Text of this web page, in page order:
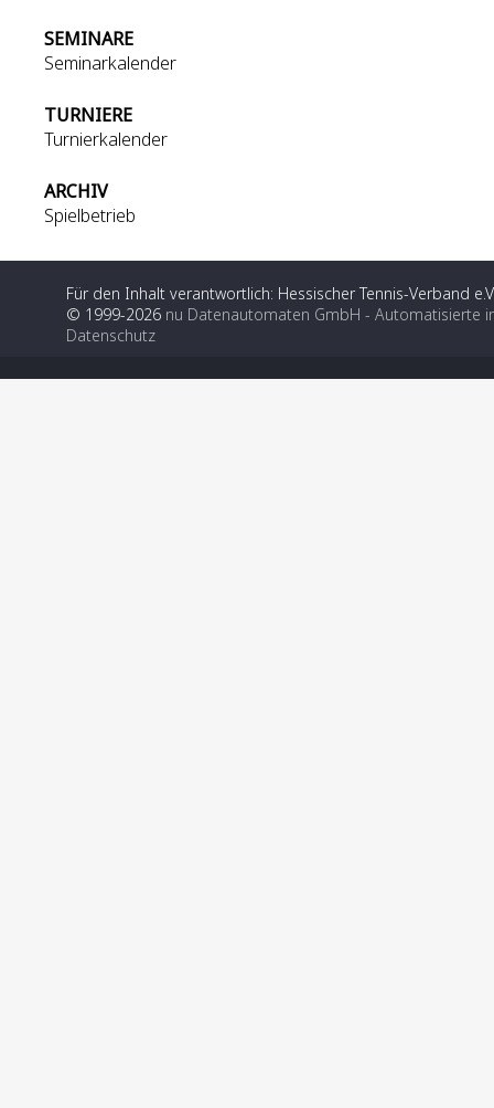
SEMINARE
Seminarkalender
TURNIERE
Turnierkalender
ARCHIV
Spielbetrieb
Für den Inhalt verantwortlich: Hessischer Tennis-Verband
© 1999-2026 nu Datenautomaten GmbH - Automatisierte
Datenschutz